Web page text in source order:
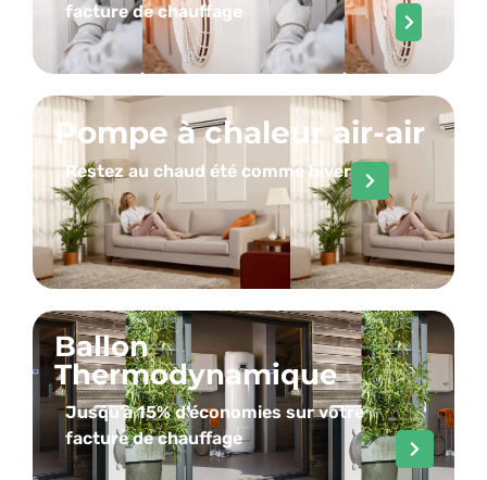
facture de chauffage
Pompe à chaleur air-air
Restez au chaud été comme hiver
Ballon
Thermodynamique
Jusqu’à 15% d’économies sur votre
facture de chauffage